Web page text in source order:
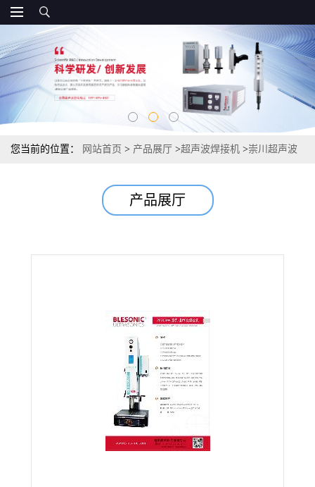
您当前的位置： 网站首页 > 产品展厅 >超声波焊接机 >崇川超声波
产品展厅